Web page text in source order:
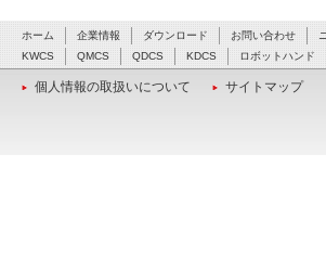
ホーム 企業情報 ダウンロード お問い合わせ
KWCS
QMCS QDCS KDCS ロボットハンド
個人情報の取扱いについて サイトマップ